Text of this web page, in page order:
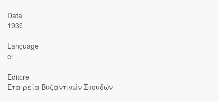
Data
1939
Language
el
Editore
Εταιρεία Βυζαντινών Σπουδών